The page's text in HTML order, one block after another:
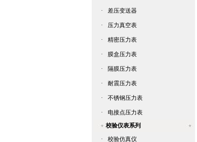
· 差压变送器
· 压力真空表
· 精密压力表
· 膜盒压力表
· 隔膜压力表
· 耐震压力表
· 不锈钢压力表
·
电接点压力表
校验仪表系列
·
校验仿真仪